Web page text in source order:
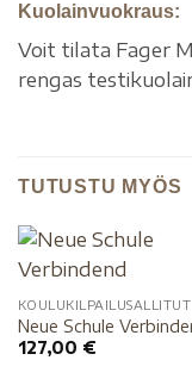
Kuolainvuokraus:
Voit tilata Fager
rengas
TUTUSTU MYÖS
KOULUKILPAILUSALLITUT
Neue Schule
127,00 €